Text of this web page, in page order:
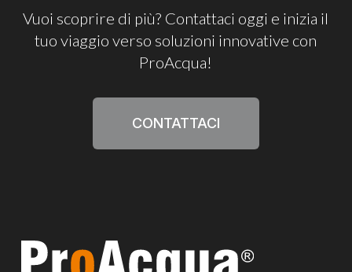
Vuoi scoprire di più? Contattaci oggi e inizia il
tuo viaggio verso soluzioni innovative con
ProAcqua!
CONTATTACI